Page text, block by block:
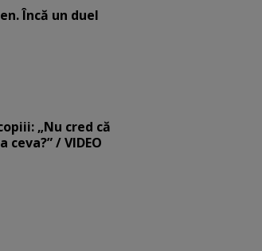
Încă un duel
„Nu cred că
/ VIDEO